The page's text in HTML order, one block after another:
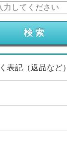
表記（返品など）